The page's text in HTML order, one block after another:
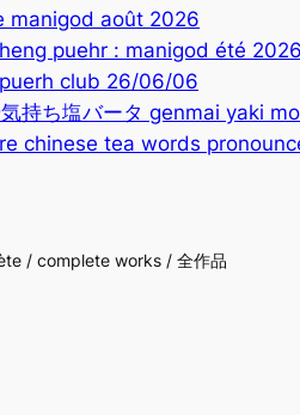
manigod août 2026
puehr : manigod été 2026
club 26/06/06
持ち塩バータ genmai yaki
chinese tea words
/ complete works / 全作品